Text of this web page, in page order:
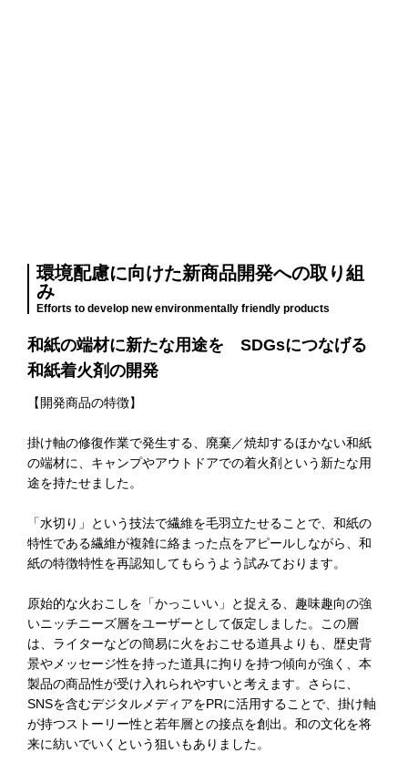
環境配慮に向けた新商品開発への取り組
み
Efforts to develop new environmentally friendly products
和紙の端材に新たな用途を SDGsにつなげる
和紙着火剤の開発
【開発商品の特徴】
掛け軸の修復作業で発生する、廃棄／焼却するほかない和紙
の端材に、キャンプやアウトドアでの着火剤という新たな用
途を持たせました。
「水切り」という技法で繊維を毛羽立たせることで、和紙の
特性である繊維が複雑に絡まった点をアピールしながら、和
紙の特徴特性を再認知してもらうよう試みております。
原始的な火おこしを「かっこいい」と捉える、趣味趣向の強
いニッチニーズ層をユーザーとして仮定しました。この層
は、ライターなどの簡易に火をおこせる道具よりも、歴史背
景やメッセージ性を持った道具に拘りを持つ傾向が強く、本
製品の商品性が受け入れられやすいと考えます。さらに、
SNSを含むデジタルメディアをPRに活用することで、掛け軸
が持つストーリー性と若年層との接点を創出。和の文化を将
来に紡いでいくという狙いもありました。